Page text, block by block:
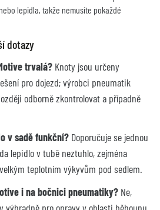
lepidla, takže nemusíte pokaždé
dotazy
trvalá? Knoty jsou určeny
pro dojezd; výrobci pneumatik
odborně zkontrolovat a případně
v sadě funkční? Doporučuje se jednou
lepidlo v tubě neztuhlo, zejména
teplotním výkyvům pod sedlem.
i na bočnici pneumatiky? Ne,